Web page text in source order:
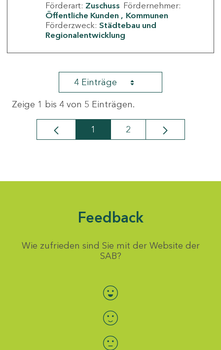
Förderart: Zuschuss Fördernehmer:
Öffentliche Kunden
Kommunen
Förderzweck: Städtebau und
Regionalentwicklung
4 Einträge
Zeige 1 bis 4 von 5 Einträgen.
Seite
1 Seite
2
Feedback
Wie zufrieden sind Sie mit der Website der
SAB?
Bewertung auswählen